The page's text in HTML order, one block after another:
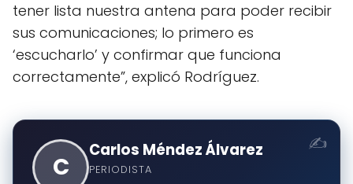
tener lista nuestra antena para poder recibir
sus comunicaciones; lo primero es
‘escucharlo’ y confirmar que funciona
correctamente”, explicó Rodríguez.
C
Carlos Méndez Álvarez
PERIODISTA